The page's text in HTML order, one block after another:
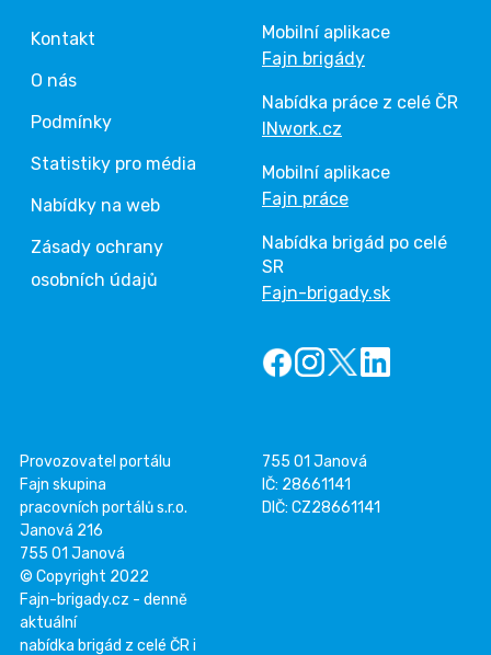
Kontakt
O nás
Podmínky
Statistiky pro média
Nabídky na web
Zásady ochrany
osobních údajů
Mobilní aplikace
Fajn brigády
Nabídka práce z celé ČR
INwork.cz
Mobilní aplikace
Fajn práce
Nabídka brigád po celé
SR
Fajn-brigady.sk
Provozovatel portálu
Fajn skupina
pracovních portálů s.r.o.
Janová 216
755 01 Janová
755 01 Janová
IČ: 28661141
DIČ: CZ28661141
© Copyright 2022
Fajn-brigady.cz - denně
aktuální
nabídka brigád z celé ČR i